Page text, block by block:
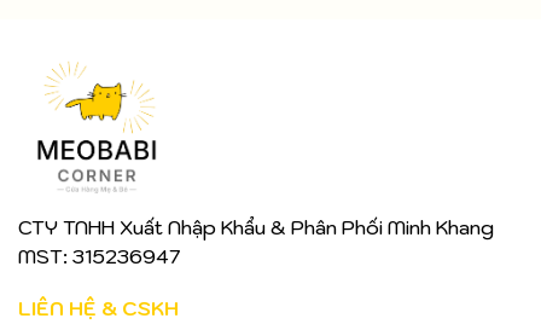
CTY TNHH Xuất Nhập Khẩu & Phân Phối Minh Khang
MST: 315236947
LIÊN HỆ & CSKH